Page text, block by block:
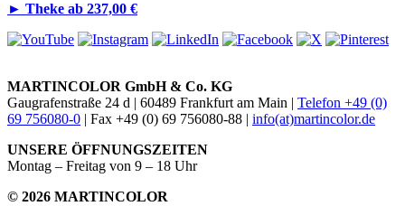
► Theke ab 237,00 €
MARTINCOLOR GmbH & Co. KG
Gaugrafenstraße 24 d | 60489 Frankfurt am Main | Telefon +49 (0)
69 756080-0 | Fax +49 (0) 69 756080-88 | info(at)martincolor.de
UNSERE ÖFFNUNGSZEITEN
Montag – Freitag von 9 – 18 Uhr
© 2026 MARTINCOLOR